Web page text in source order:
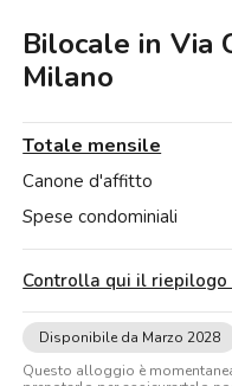
Loft
Loft
Loft
Loft
Loft
Loft
Loft
Roma
Loft
Napoli
Loft
Catania
Loft
Padova
Loft
Bilocale in Via
Milano
Totale mensile
Canone d'affitto
Spese condominiali
Controlla qui il riepilogo
Disponibile da Marzo 2028
Questo alloggio è